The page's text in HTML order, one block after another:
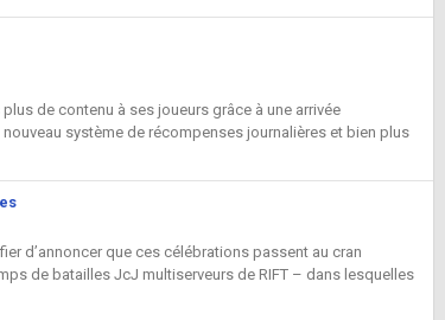
de contenu à ses joueurs grâce à une arrivée
système de récompenses journalières et bien plus
d’annoncer que ces célébrations passent au cran
de batailles JcJ multiserveurs de RIFT – dans lesquelles